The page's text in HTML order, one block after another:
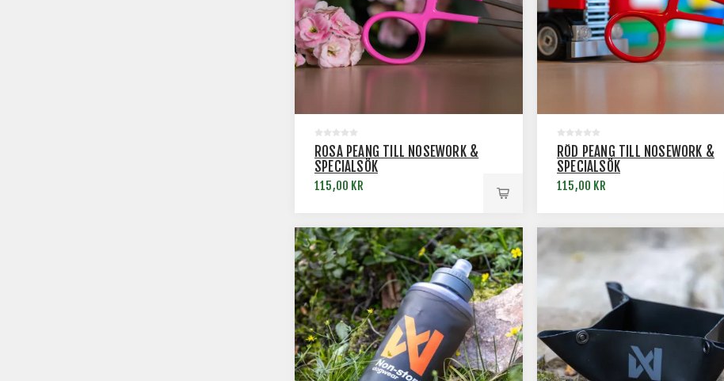
ROSA PEANG TILL NOSEWORK &
SPECIALSÖK
115,00 KR
RÖD PEANG TILL NOSEWORK &
SPECIALSÖK
115,00 KR